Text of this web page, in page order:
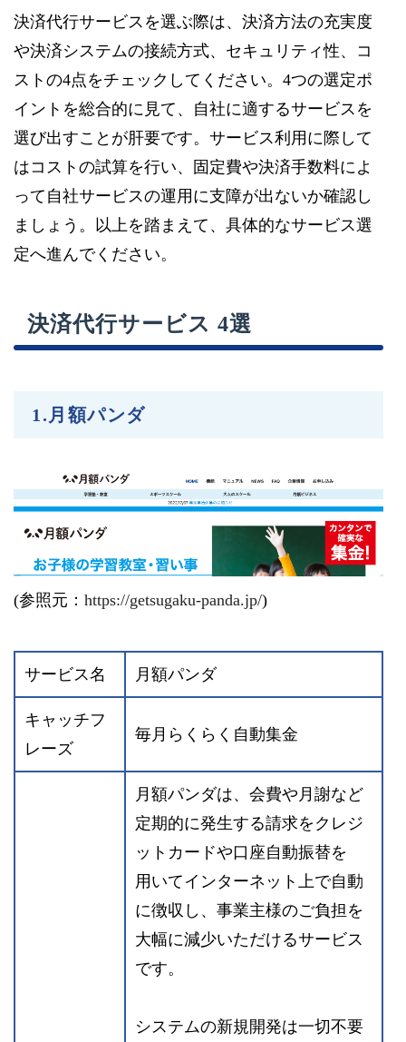
決済代行サービスを選ぶ際は、決済方法の充実度
や決済システムの接続方式、セキュリティ性、コ
ストの4点をチェックしてください。4つの選定ポ
イントを総合的に見て、自社に適するサービスを
選び出すことが肝要です。サービス利用に際して
はコストの試算を行い、固定費や決済手数料によ
って自社サービスの運用に支障が出ないか確認し
ましょう。以上を踏まえて、具体的なサービス選
定へ進んでください。
決済代行サービス 4選
1.月額パンダ
(参照元： https://getsugaku-panda.jp/)
サービス名 月額パンダ
キャッチフ
レーズ
毎月らくらく自動集金
月額パンダは、会費や月謝など
定期的に発生する請求をクレジ
ットカードや口座自動振替を
用いてインターネット上で自動
に徴収し、事業主様のご負担を
大幅に減少いただけるサービス
です。
システムの新規開発は一切不要